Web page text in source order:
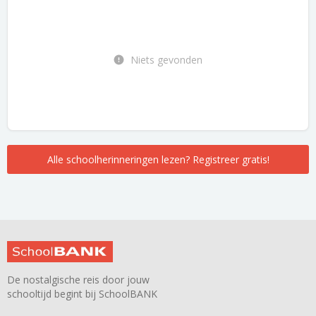
Niets gevonden
Alle schoolherinneringen lezen? Registreer gratis!
De nostalgische reis door jouw
schooltijd begint bij SchoolBANK